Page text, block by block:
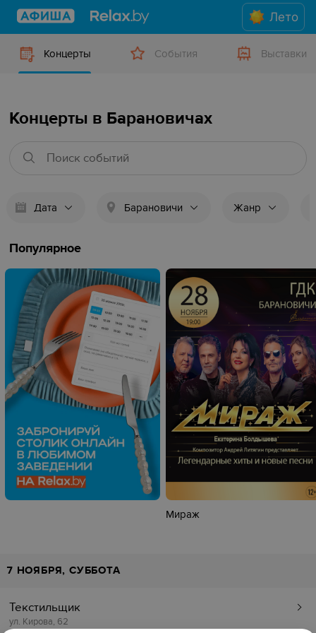
Лето
Концерты События Выставки
Концерты в Барановичах
Дата Барановичи Жанр
Популярное
‎Мираж
7 НОЯБРЯ, СУББОТА
Текстильщик
ул. Кирова, 62